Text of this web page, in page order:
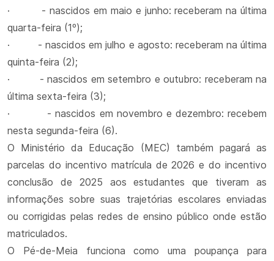
· - nascidos em maio e junho: receberam na última
quarta-feira (1º);
· - nascidos em julho e agosto: receberam na última
quinta-feira (2);
· - nascidos em setembro e outubro: receberam na
última sexta-feira (3);
· - nascidos em novembro e dezembro: recebem
nesta segunda-feira (6).
O Ministério da Educação (MEC) também pagará as
parcelas do incentivo matrícula de 2026 e do incentivo
conclusão de 2025 aos estudantes que tiveram as
informações sobre suas trajetórias escolares enviadas
ou corrigidas pelas redes de ensino público onde estão
matriculados.
O Pé-de-Meia funciona como uma poupança para